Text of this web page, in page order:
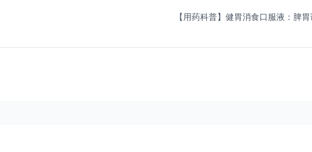
【用药科普】健胃消食口服液：脾